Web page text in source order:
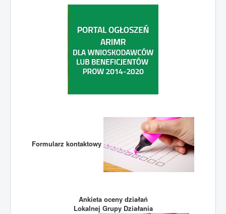
Formularz kontaktowy
Ankieta oceny działań
Lokalnej Grupy Działania